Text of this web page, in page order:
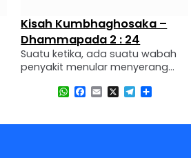
Kisah Kumbhaghosaka –
Dhammapada 2 : 24
Suatu ketika, ada suatu wabah
penyakit menular menyerang
bendahara kerajaan, para
WhatsApp
Facebook
Email
X Telegram
Share